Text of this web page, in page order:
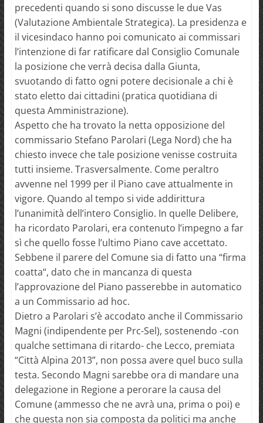
precedenti quando si sono discusse le due Vas
(Valutazione Ambientale Strategica). La presidenza e
il vicesindaco hanno poi comunicato ai commissari
l’intenzione di far ratificare dal Consiglio Comunale
la posizione che verrà decisa dalla Giunta,
svuotando di fatto ogni potere decisionale a chi è
stato eletto dai cittadini (pratica quotidiana di
questa Amministrazione).
Aspetto che ha trovato la netta opposizione del
commissario Stefano Parolari (Lega Nord) che ha
chiesto invece che tale posizione venisse costruita
tutti insieme. Trasversalmente. Come peraltro
avvenne nel 1999 per il Piano cave attualmente in
vigore. Quando al tempo si vide addirittura
l’unanimità dell’intero Consiglio. In quelle Delibere,
ha ricordato Parolari, era contenuto l’impegno a far
sì che quello fosse l’ultimo Piano cave accettato.
Sebbene il parere del Comune sia di fatto una “firma
coatta“, dato che in mancanza di questa
l’approvazione del Piano passerebbe in automatico
a un Commissario ad hoc.
Dietro a Parolari s’è accodato anche il Commissario
Magni (indipendente per Prc-Sel), sostenendo -con
qualche settimana di ritardo- che Lecco, premiata
“Città Alpina 2013”, non possa avere quel buco sulla
testa. Secondo Magni sarebbe ora di mandare una
delegazione in Regione a perorare la causa del
Comune (ammesso che ne avrà una, prima o poi) e
che questa non sia composta da politici ma anche